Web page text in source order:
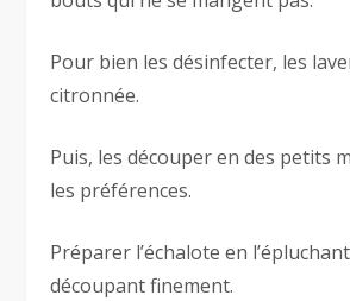
Pour bien les désinfecter, les
citronnée.
Puis, les découper en des petits
les préférences.
Préparer l’échalote en
découpant finement.